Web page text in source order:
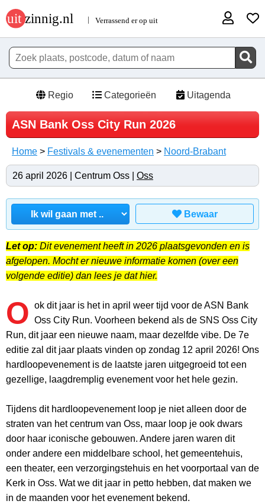
Regio Categorieën Uitagenda
ASN Bank Oss City Run 2026
Home > Festivals & evenementen > Noord-Brabant
26 april 2026 | Centrum Oss | Oss
Bewaar
Let op: Dit evenement heeft in 2026 plaatsgevonden en is
afgelopen. Mocht er nieuwe informatie komen (over een
volgende editie) dan lees je dat hier.
O ok dit jaar is het in april weer tijd voor de ASN Bank
Oss City Run. Voorheen bekend als de SNS Oss City
Run, dit jaar een nieuwe naam, maar dezelfde vibe. De 7e
editie zal dit jaar plaats vinden op zondag 12 april 2026! Ons
hardloopevenement is de laatste jaren uitgegroeid tot een
gezellige, laagdremplig evenement voor het hele gezin.
Tijdens dit hardloopevenement loop je niet alleen door de
straten van het centrum van Oss, maar loop je ook dwars
door haar iconische gebouwen. Andere jaren waren dit
onder andere een middelbare school, het gemeentehuis,
een theater, een verzorgingstehuis en het voorportaal van de
Kerk in Oss. Wat we dit jaar in petto hebben, dat maken we
in de maanden voor het evenement bekend.